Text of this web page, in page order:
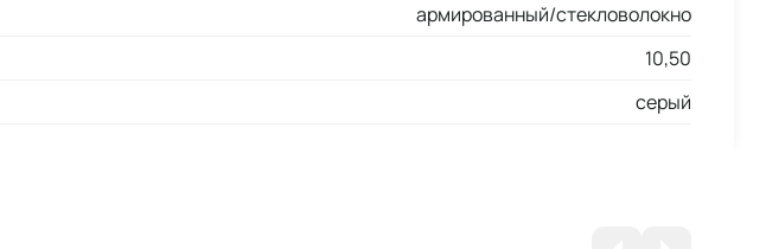
армированный/стекловолокно
10,50
серый